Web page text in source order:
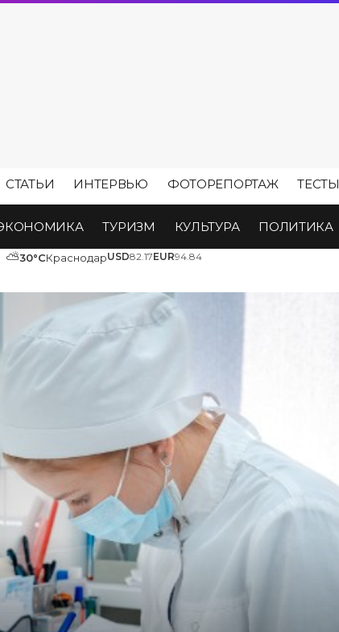
СТАТЬИ ИНТЕРВЬЮ ФОТОРЕПОРТАЖ ТЕСТЫ
ТУРИЗМ КУЛЬТУРА ПОЛИТИКА
⛅30°CКраснодарUSD82.17EUR94.84